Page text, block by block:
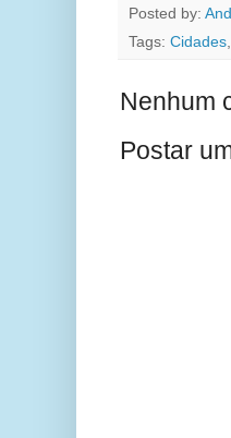
Posted by:
Tags: Cidades,
Nenhum
Postar